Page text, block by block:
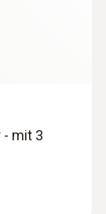
- mit 3